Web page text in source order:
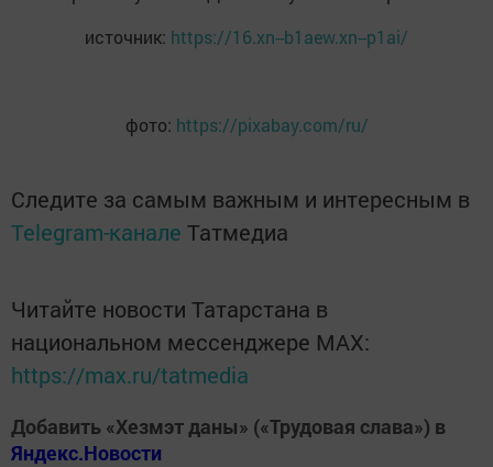
источник: https://16.xn--b1aew.xn--p1ai/
фото: https://pixabay.com/ru/
Следите за самым важным и интересным в
Telegram-канале Татмедиа
Читайте новости Татарстана в
национальном мессенджере MАХ:
https://max.ru/tatmedia
Добавить «Хезмэт даны» («Трудовая слава») в
Яндекс.Новости